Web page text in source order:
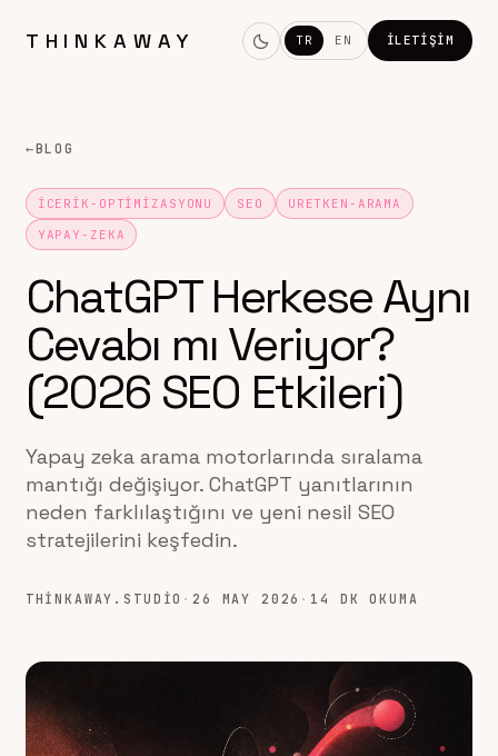
THINKAWAY TR EN İLETIŞIM
←BLOG
ICERIK-OPTIMIZASYONU SEO
URETKEN-ARAMA
YAPAY-ZEKA
ChatGPT Herkese Aynı
Cevabı mı Veriyor?
(2026 SEO Etkileri)
Yapay zeka arama motorlarında sıralama
mantığı değişiyor. ChatGPT yanıtlarının
neden farklılaştığını ve yeni nesil SEO
stratejilerini keşfedin.
THINKAWAY.STUDIO ·26 MAY 2026 · 14 DK OKUMA